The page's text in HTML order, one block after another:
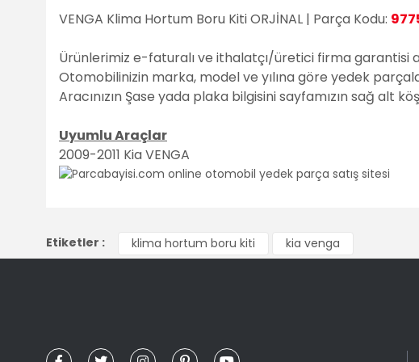
VENGA Klima Hortum Boru Kiti ORJİNAL | Parça Kodu:
Ürünlerimiz e-faturalı ve ithalatçı/üretici firma garantisi
Otomobilinizin marka, model ve yılına göre yedek
Aracınızın Şase yada plaka bilgisini sayfamızın sağ alt
Uyumlu Araçlar
2009-2011 Kia VENGA
Görüş ve önerileriniz için teşekkür ederiz.
Etiketler : klima hortum boru kiti kia venga